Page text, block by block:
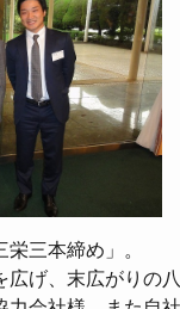
三本締め」。
広げ、末広がりの